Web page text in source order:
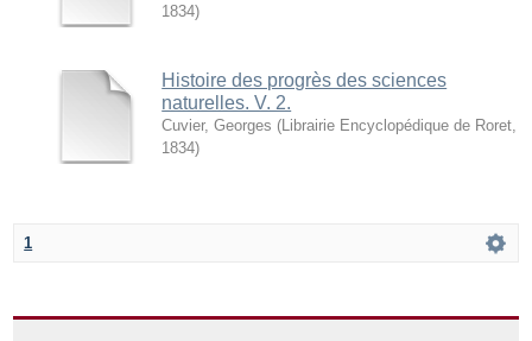
1834)
Histoire des progrès des sciences
naturelles. V. 2.
Cuvier, Georges ( Librairie Encyclopédique de Roret
1834)
1